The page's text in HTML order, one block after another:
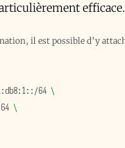
efficace.
il est possible d’y
:db8:1::/64 \
\